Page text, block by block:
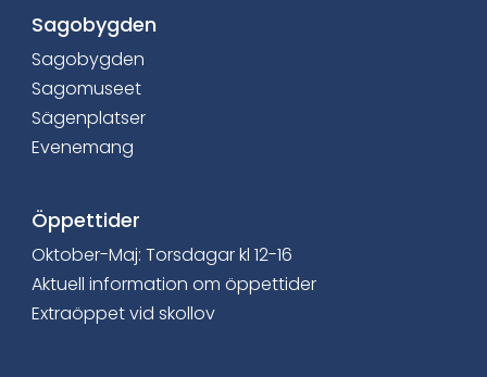
b
o
o
k
Sagobygden
Sagobygden
Sagomuseet
Sägenplatser
Evenemang
Öppettider
Oktober-Maj: Torsdagar kl 12-16
Aktuell information om öppettider
Extraöppet vid skollov